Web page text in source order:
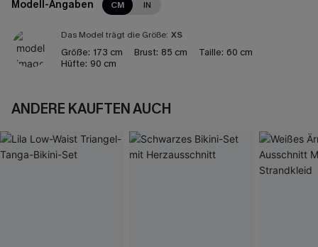
Modell-Angaben CM IN
Das Model trägt die Größe: XS
Größe: 173 cm Brust: 85 cm Taille: 60 cm
Hüfte: 90 cm
ANDERE KAUFTEN AUCH